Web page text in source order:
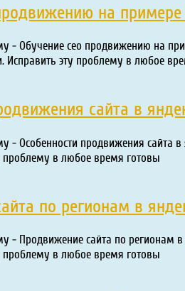
на примере
- Обучение сео продвижению на
Исправить эту проблему в любое
сайта в
- Особенности продвижения сайта в
проблему в любое время готовы
по регионам в
- Продвижение сайта по регионам в
проблему в любое время готовы